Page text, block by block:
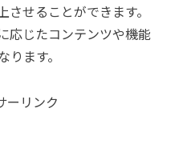
せることができます。
応じたコンテンツや機能
ます。
ーリンク